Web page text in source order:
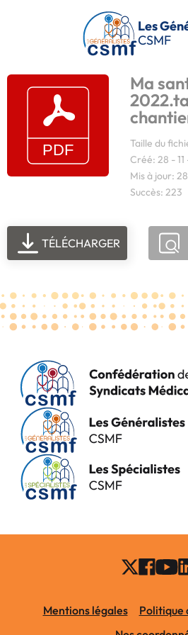
Passer au contenu principal
Les
CSMF
Ma
Taille du
Créé: 28 - 11
Mis à jour:
Succès: 223
TÉLÉCHARGER
Mentions légales
Politique